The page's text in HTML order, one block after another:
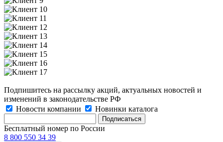
Подпишитесь на рассылку акций, актуальных новостей и
изменений в законодательстве РФ
Новости компании
Новинки каталога
Бесплатный номер по России
8 800 550 34 39